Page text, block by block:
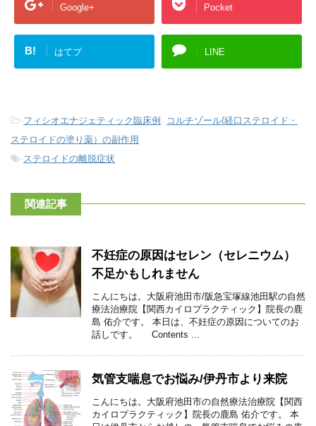
Google+ Pocket
B! はてブ LINE
-フィシオエナジェティック臨床例 , コルチゾール(経口ステロイド・
ステロイドの塗り薬）の副作用
-ステロイドの離脱症状
関連記事
不妊症の原因はセレン（セレニウム）
不足かもしれません
こんにちは。大阪府池田市/阪急宝塚線池田駅の自然
療法治療院【関西カイロプラクティック】院長の鹿
島 佑介です。 本日は、不妊症の原因についてのお
話しです。 Contents ...
気管支喘息でお悩み/伊丹市より来院
こんにちは。大阪府池田市の自然療法治療院【関西
カイロプラクティック】院長の鹿島 佑介です。 本